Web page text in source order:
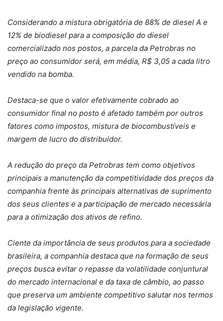
Considerando a mistura obrigatória de 88% de diesel A e
12% de biodiesel para a composição do diesel
comercializado nos postos, a parcela da Petrobras no
preço ao consumidor será, em média, R$ 3,05 a cada litro
vendido na bomba.
Destaca-se que o valor efetivamente cobrado ao
consumidor final no posto é afetado também por outros
fatores como impostos, mistura de biocombustíveis e
margem de lucro do distribuidor.
A redução do preço da Petrobras tem como objetivos
principais a manutenção da competitividade dos preços da
companhia frente às principais alternativas de suprimento
dos seus clientes e a participação de mercado necessária
para a otimização dos ativos de refino.
Ciente da importância de seus produtos para a sociedade
brasileira, a companhia destaca que na formação de seus
preços busca evitar o repasse da volatilidade conjuntural
do mercado internacional e da taxa de câmbio, ao passo
que preserva um ambiente competitivo salutar nos termos
da legislação vigente.